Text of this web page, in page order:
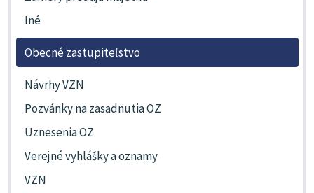
Iné
Obecné zastupiteľstvo
Návrhy VZN
Pozvánky na zasadnutia OZ
Uznesenia OZ
Verejné vyhlášky a oznamy
VZN